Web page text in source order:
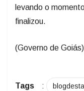
levando o
finalizou.
(Governo de Goiás)
Tags :